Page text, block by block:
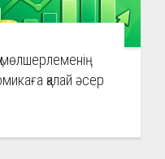
қалай әсер